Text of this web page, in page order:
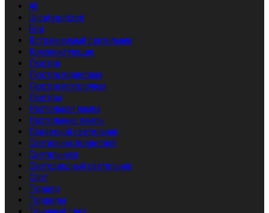
All
Uncategorized
Бра
Встраиваемый светильник
Комплектующие
Люстра
Люстра подвесная
Люстра потолочная
Люстры
Настольная лампа
Настольные лампы
Подвесной светильник
Светильник подвесной
Светильники
Светодиодный светильник
Спот
Торшер
Торшеры